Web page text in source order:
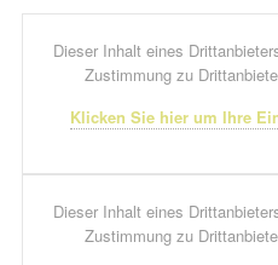
Dieser Inhalt eines
Zustimmung zu
Klicken Sie hier um Ihre
Dieser Inhalt eines
Zustimmung zu